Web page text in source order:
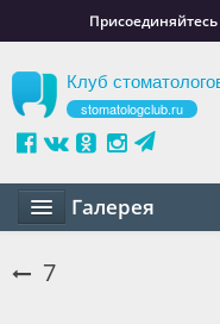
Присоединяйтесь
Клуб
stomatologclub.ru
Галерея
7